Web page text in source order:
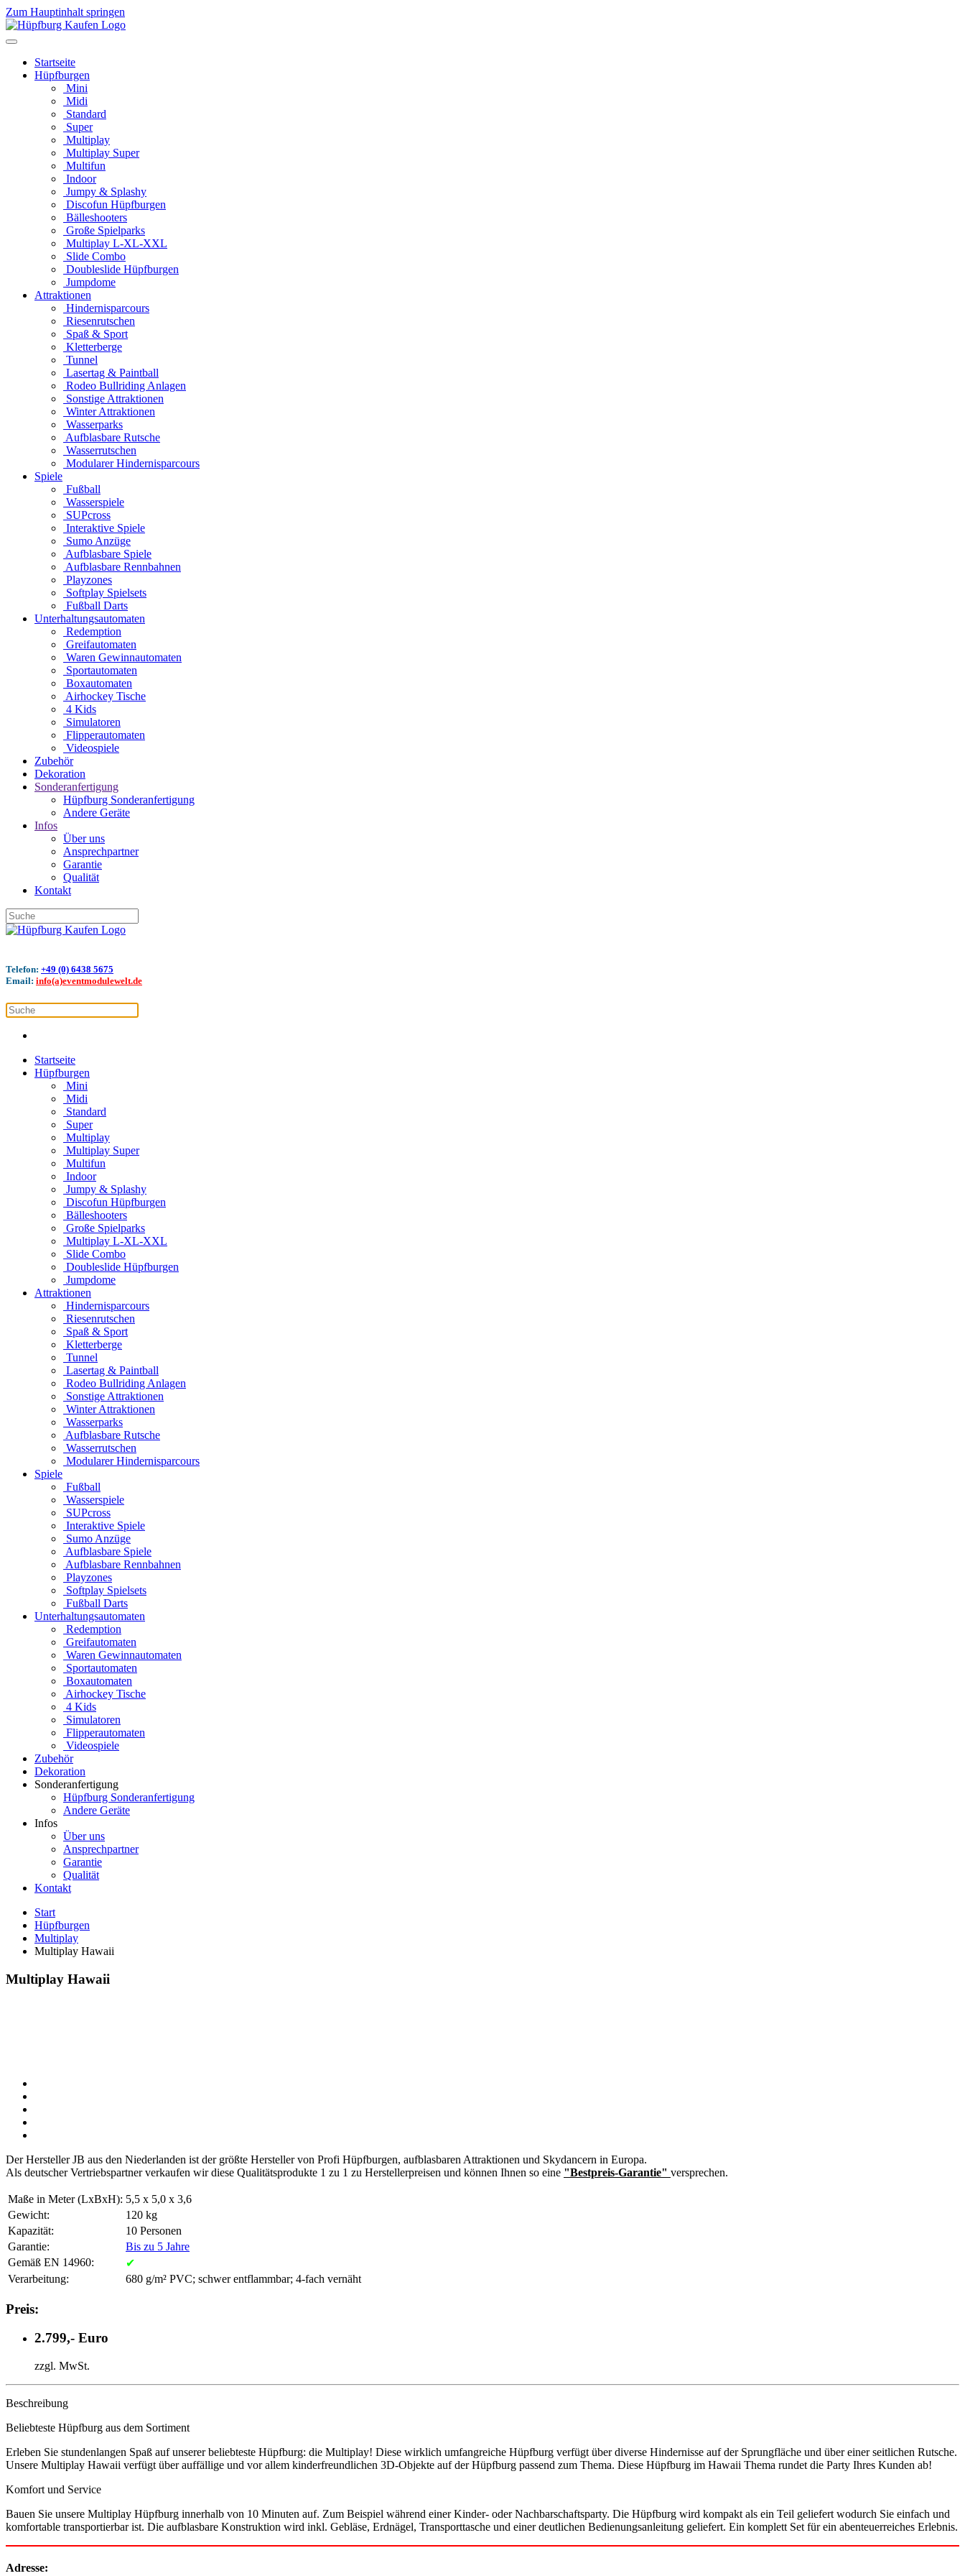
Zum Hauptinhalt springen
Startseite
Hüpfburgen
Mini
Midi
Standard
Super
Multiplay
Multiplay Super
Multifun
Indoor
Jumpy & Splashy
Discofun Hüpfburgen
Bälleshooters
Große Spielparks
Multiplay L-XL-XXL
Slide Combo
Doubleslide Hüpfburgen
Jumpdome
Attraktionen
Hindernisparcours
Riesenrutschen
Spaß & Sport
Kletterberge
Tunnel
Lasertag & Paintball
Rodeo Bullriding Anlagen
Sonstige Attraktionen
Winter Attraktionen
Wasserparks
Aufblasbare Rutsche
Wasserrutschen
Modularer Hindernisparcours
Spiele
Fußball
Wasserspiele
SUPcross
Interaktive Spiele
Sumo Anzüge
Aufblasbare Spiele
Aufblasbare Rennbahnen
Playzones
Softplay Spielsets
Fußball Darts
Unterhaltungsautomaten
Redemption
Greifautomaten
Waren Gewinnautomaten
Sportautomaten
Boxautomaten
Airhockey Tische
4 Kids
Simulatoren
Flipperautomaten
Videospiele
Zubehör
Dekoration
Sonderanfertigung
Hüpfburg Sonderanfertigung
Andere Geräte
Infos
Über uns
Ansprechpartner
Garantie
Qualität
Kontakt
Telefon: +49 (0) 6438 5675
Email: info(a)eventmodulewelt.de
Startseite
Hüpfburgen
Mini
Midi
Standard
Super
Multiplay
Multiplay Super
Multifun
Indoor
Jumpy & Splashy
Discofun Hüpfburgen
Bälleshooters
Große Spielparks
Multiplay L-XL-XXL
Slide Combo
Doubleslide Hüpfburgen
Jumpdome
Attraktionen
Hindernisparcours
Riesenrutschen
Spaß & Sport
Kletterberge
Tunnel
Lasertag & Paintball
Rodeo Bullriding Anlagen
Sonstige Attraktionen
Winter Attraktionen
Wasserparks
Aufblasbare Rutsche
Wasserrutschen
Modularer Hindernisparcours
Spiele
Fußball
Wasserspiele
SUPcross
Interaktive Spiele
Sumo Anzüge
Aufblasbare Spiele
Aufblasbare Rennbahnen
Playzones
Softplay Spielsets
Fußball Darts
Unterhaltungsautomaten
Redemption
Greifautomaten
Waren Gewinnautomaten
Sportautomaten
Boxautomaten
Airhockey Tische
4 Kids
Simulatoren
Flipperautomaten
Videospiele
Zubehör
Dekoration
Sonderanfertigung
Hüpfburg Sonderanfertigung
Andere Geräte
Infos
Über uns
Ansprechpartner
Garantie
Qualität
Kontakt
Start
Hüpfburgen
Multiplay
Multiplay Hawaii
Multiplay Hawaii
Der Hersteller JB aus den Niederlanden ist der größte Hersteller von Profi Hüpfburgen, aufblasbaren Attraktionen und Skydancern in Europa.
Als deutscher Vertriebspartner verkaufen wir diese Qualitätsprodukte 1 zu 1 zu Herstellerpreisen und können Ihnen so eine "Bestpreis-Garantie" versprechen.
Maße in Meter (LxBxH): 5,5 x 5,0 x 3,6
Gewicht:
120 kg
Kapazität:
10 Personen
Garantie:
Bis zu 5 Jahre
Gemäß EN 14960:
✔
Verarbeitung:
680 g/m² PVC; schwer entflammbar; 4-fach vernäht
Preis:
2.799,- Euro
zzgl. MwSt.
Beschreibung
Beliebteste Hüpfburg aus dem Sortiment
Erleben Sie stundenlangen Spaß auf unserer beliebteste Hüpfburg: die Multiplay! Diese wirklich umfangreiche Hüpfburg verfügt über diverse Hindernisse auf der Sprungfläche und über einer seitlichen Rutsche.
Unsere Multiplay Hawaii verfügt über auffällige und vor allem kinderfreundlichen 3D-Objekte auf der Hüpfburg passend zum Thema. Diese Hüpfburg im Hawaii Thema rundet die Party Ihres Kunden ab!
Komfort und Service
Bauen Sie unsere Multiplay Hüpfburg innerhalb von 10 Minuten auf. Zum Beispiel während einer Kinder- oder Nachbarschaftsparty. Die Hüpfburg wird kompakt als ein Teil geliefert wodurch Sie einfach und
komfortable transportierbar ist. Die aufblasbare Konstruktion wird inkl. Gebläse, Erdnägel, Transporttasche und einer deutlichen Bedienungsanleitung geliefert. Ein komplett Set für ein abenteuerreiches Erlebnis.
Adresse: